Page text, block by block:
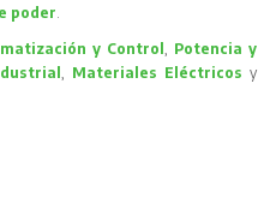
poder.
y Control, Potencia y
, Materiales Eléctricos y